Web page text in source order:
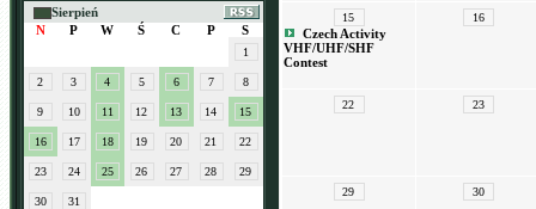
Sierpień
N
P W Ś C P S
1
2 3 4 5 6 7 8
9 10 11 12 13 14 15
16 17 18 19 20 21 22
23 24 25 26 27 28 29
30 31
15
Czech Activity
VHF/UHF/SHF
Contest
16
22 23
29 30